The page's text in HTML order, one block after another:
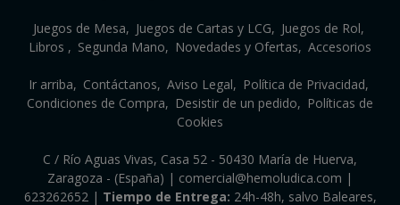
Juegos de Mesa Juegos de Cartas y LCG
Juegos de Rol
Libros
Segunda Mano Novedades y Ofertas Accesorios
Ir arriba Contáctanos Aviso Legal
Política de Privacidad
Condiciones de Compra
Desistir de un pedido
Políticas de
Cookies
C / Río Aguas Vivas, Casa 52 - 50430 María de Huerva,
Zaragoza - (España) | comercial@hemoludica.com |
623262652| Tiempo de Entrega: 24h-48h, salvo Baleares,